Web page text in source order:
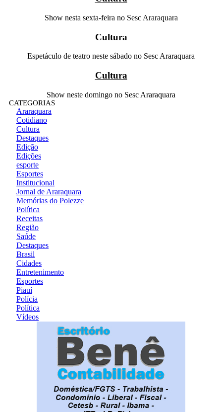
Show nesta sexta-feira no Sesc Araraquara
Cultura
Espetáculo de teatro neste sábado no Sesc Araraquara
Cultura
Show neste domingo no Sesc Araraquara
CATEGORIAS
Araraquara
Cotidiano
Cultura
Destaques
Edição
Edições
esporte
Esportes
Institucional
Jornal de Araraquara
Memórias do Polezze
Política
Receitas
Região
Saúde
Destaques
Brasil
Cidades
Entretenimento
Esportes
Piauí
Polícia
Política
Vídeos